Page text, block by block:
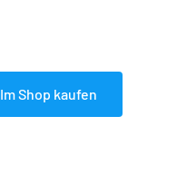
Im Shop kaufen